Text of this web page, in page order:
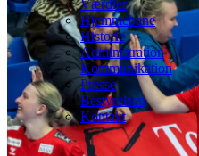
Værdier
Hjemmebane
Historie
Administration
Kommunikation
Presse
Bestyrelsen
Kontakt